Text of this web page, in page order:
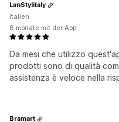
Da mesi che utilizzo
prodotti sono di qualità
assistenza è veloce nella
LanStylitaly
Italien
8 monate mit der App
Bramart